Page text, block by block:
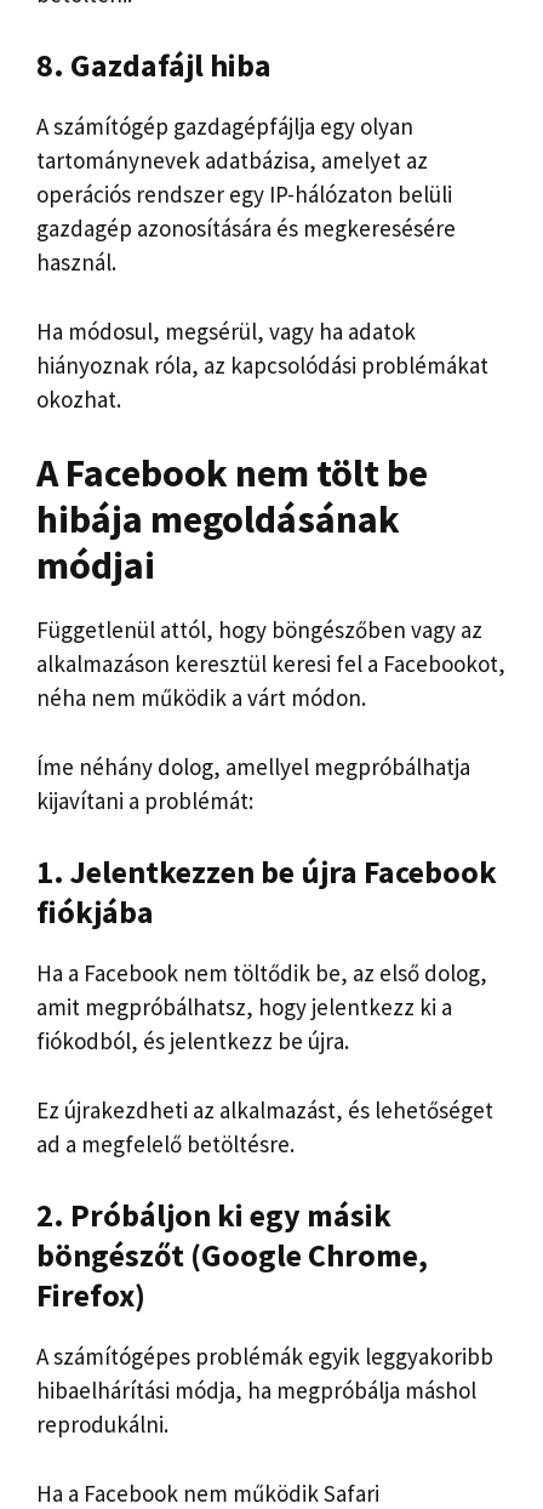
8. Gazdafájl hiba
A számítógép gazdagépfájlja egy olyan
tartománynevek adatbázisa, amelyet az
operációs rendszer egy IP-hálózaton belüli
gazdagép azonosítására és megkeresésére
használ.
Ha módosul, megsérül, vagy ha adatok
hiányoznak róla, az kapcsolódási problémákat
okozhat.
A Facebook nem tölt be
hibája megoldásának
módjai
Függetlenül attól, hogy böngészőben vagy az
alkalmazáson keresztül keresi fel a Facebookot,
néha nem működik a várt módon.
Íme néhány dolog, amellyel megpróbálhatja
kijavítani a problémát:
1. Jelentkezzen be újra Facebook
fiókjába
Ha a Facebook nem töltődik be, az első dolog,
amit megpróbálhatsz, hogy jelentkezz ki a
fiókodból, és jelentkezz be újra.
Ez újrakezdheti az alkalmazást, és lehetőséget
ad a megfelelő betöltésre.
2. Próbáljon ki egy másik
böngészőt (Google Chrome,
Firefox)
A számítógépes problémák egyik leggyakoribb
hibaelhárítási módja, ha megpróbálja máshol
reprodukálni.
Ha a Facebook nem működik Safari